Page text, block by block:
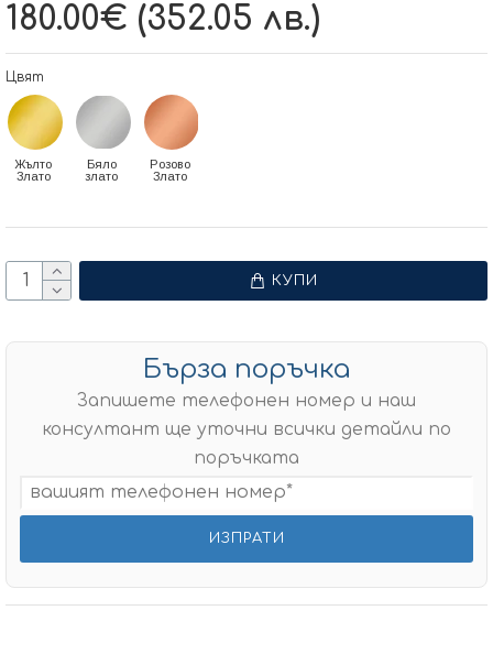
180.00€ (352.05 лв.)
Цвят
Жълто
Злато
Бяло
злато
Розово
Злато
КУПИ
Бърза поръчка
Запишете телефонен номер и наш
консултант ще уточни всички детайли по
поръчката